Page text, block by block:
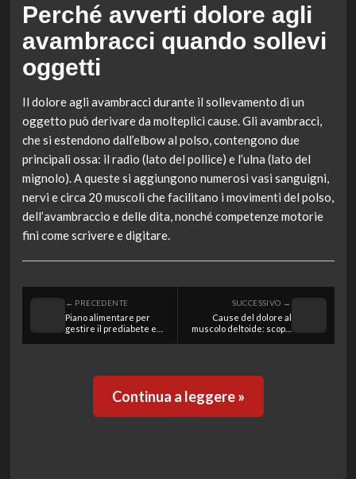
Perché avverti dolore agli
avambracci quando sollevi
oggetti
Il dolore agli avambracci durante il sollevamento di un
oggetto può derivare da molteplici cause. Gli avambracci,
che si estendono dall’elbow al polso, contengono due
principali ossa: il radio (lato del pollice) e l’ulna (lato del
mignolo). A queste si aggiungono numerosi vasi sanguigni,
nervi e circa 20 muscoli che facilitano i movimenti del polso,
dell’avambraccio e delle dita, nonché competenze motorie
fini come scrivere e digitare.
← PRECEDENTE
Piano alimentare per
gestire il prediabete e
SUCCESSIVO →
Cause del dolore al
muscolo deltoide: scopri
Continua a leggere »